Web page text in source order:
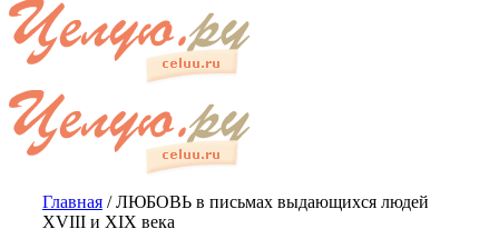
Главная /ЛЮБОВЬ в письмах выдающихся людей
XVIII и XIX века